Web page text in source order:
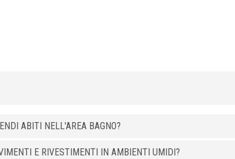
ABITI NELL'AREA BAGNO?
E RIVESTIMENTI IN AMBIENTI UMIDI?